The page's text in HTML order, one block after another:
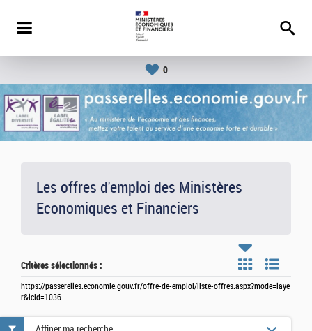
0
Les offres d'emploi des Ministères
Economiques et Financiers
Critères sélectionnés :
https://passerelles.economie.gouv.fr/offre-de-emploi/liste-offres.aspx?mode=laye
r&lcid=1036